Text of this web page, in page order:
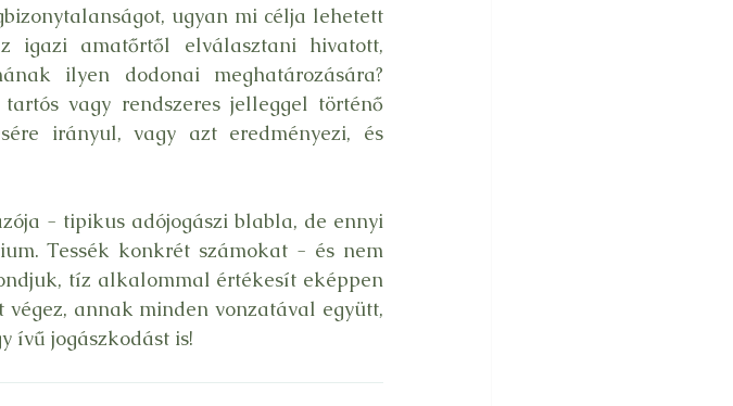
ugyan mi célja lehetett
amatőrtől elválasztani hivatott,
ilyen dodonai meghatározására?
vagy rendszeres jelleggel történő
irányul, vagy azt eredményezi, és
- tipikus adójogászi blabla, de ennyi
Tessék konkrét számokat - és nem
tíz alkalommal értékesít eképpen
annak minden vonzatával együtt,
ívű jogászkodást is!